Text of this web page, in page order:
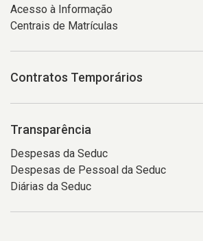
Acesso à Informação
Centrais de Matrículas
Contratos Temporários
Transparência
Despesas da Seduc
Despesas de Pessoal da Seduc
Diárias da Seduc